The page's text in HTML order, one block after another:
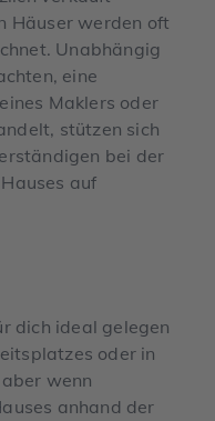
Häuser werden oft
Unabhängig
eine
Maklers oder
stützen sich
bei der
auf
dich ideal gelegen
oder in
wenn
anhand der